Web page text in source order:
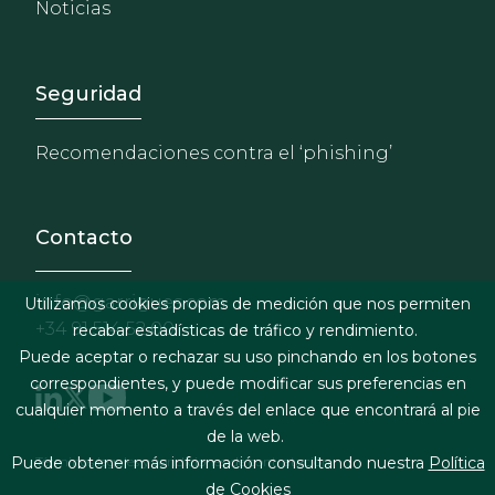
Noticias
Footer - Extranet y
Seguridad
Recomendaciones contra el ‘phishing’
Contacto
info@garrigues.com
+34 91 514 52 00
Footer menu
Términos legales y condiciones de contratación
Utilizamos cookies propias de medición que nos permiten
recabar estadísticas de tráfico y rendimiento.
Puede aceptar o rechazar su uso pinchando en los botones
correspondientes, y puede modificar sus preferencias en
cualquier momento a través del enlace que encontrará al pie
de la web.
Puede obtener más información consultando nuestra Política
de Cookies